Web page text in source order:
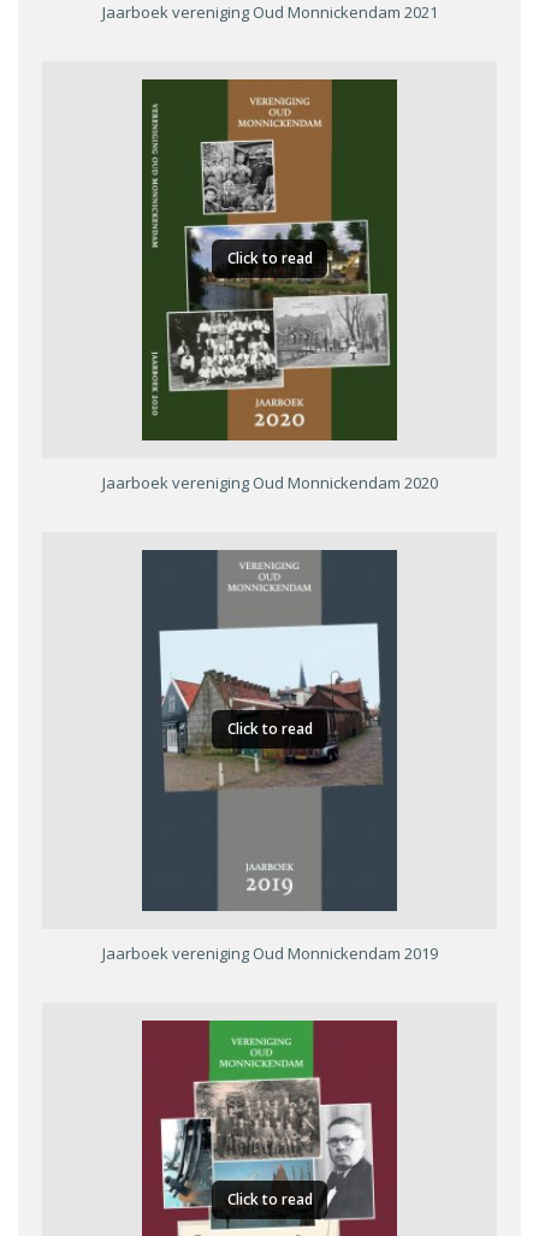
Jaarboek vereniging Oud Monnickendam 2021
Click to read
Jaarboek vereniging Oud Monnickendam 2020
Click to read
Jaarboek vereniging Oud Monnickendam 2019
Click to read